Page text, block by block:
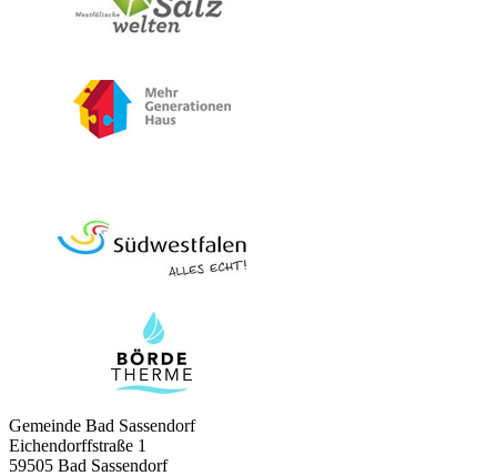
Gemeinde Bad Sassendorf
Eichendorffstraße 1
59505 Bad Sassendorf